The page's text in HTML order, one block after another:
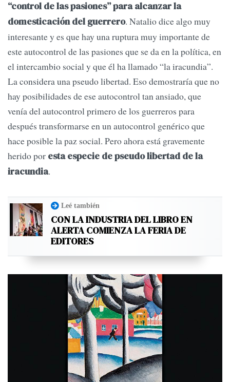
“control de las pasiones” para alcanzar la
domesticación del guerrero. Natalio dice algo muy
interesante y es que hay una ruptura muy importante de
este autocontrol de las pasiones que se da en la política, en
el intercambio social y que él ha llamado “la iracundia”.
La considera una pseudo libertad. Eso demostraría que no
hay posibilidades de ese autocontrol tan ansiado, que
venía del autocontrol primero de los guerreros para
después transformarse en un autocontrol genérico que
hace posible la paz social. Pero ahora está gravemente
herido por esta especie de pseudo libertad de la
iracundia.
Leé también
CON LA INDUSTRIA DEL LIBRO EN
ALERTA COMIENZA LA FERIA DE
EDITORES